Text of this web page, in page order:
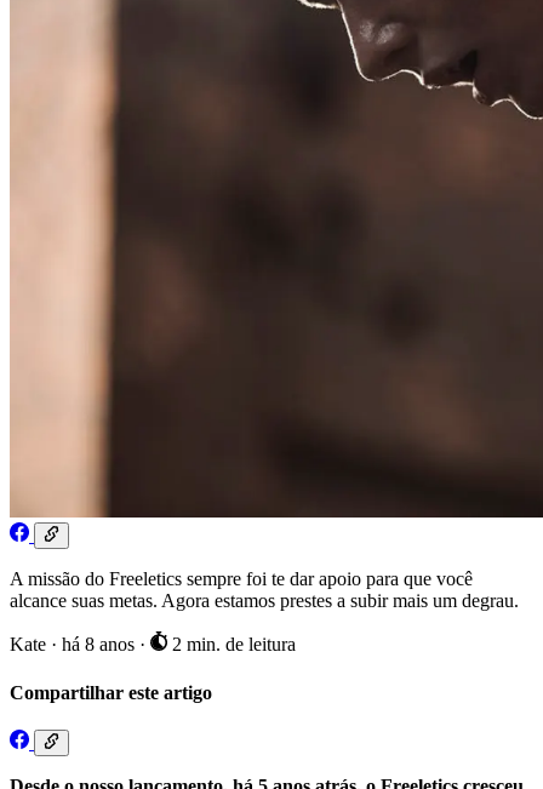
A missão do Freeletics sempre foi te dar apoio para que você
alcance suas metas. Agora estamos prestes a subir mais um degrau.
Kate · há 8 anos · 2 min. de leitura
Compartilhar este artigo